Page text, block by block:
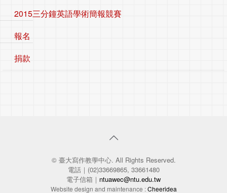
2015三分鐘英語學術簡報競賽
報名
捐款
© 臺大寫作教學中心. All Rights Reserved.
電話｜(02)33669865, 33661480
電子信箱｜ ntuawec@ntu.edu.tw
Website design and maintenance :Cheeridea